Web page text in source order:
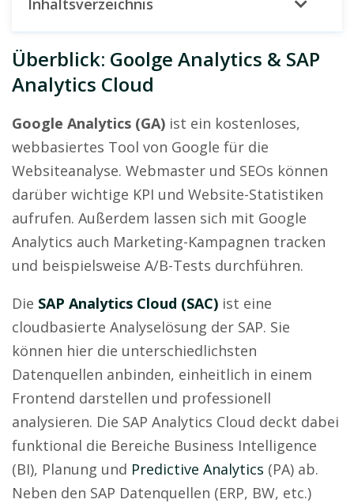
Inhaltsverzeichnis
Überblick: Goolge Analytics & SAP
Analytics Cloud
Google Analytics (GA) ist ein kostenloses,
webbasiertes Tool von Google für die
Websiteanalyse. Webmaster und SEOs können
darüber wichtige KPI und Website-Statistiken
aufrufen. Außerdem lassen sich mit Google
Analytics auch Marketing-Kampagnen tracken
und beispielsweise A/B-Tests durchführen.
Die SAP Analytics Cloud (SAC) ist eine
cloudbasierte Analyselösung der SAP. Sie
können hier die unterschiedlichsten
Datenquellen anbinden, einheitlich in einem
Frontend darstellen und professionell
analysieren. Die SAP Analytics Cloud deckt dabei
funktional die Bereiche Business Intelligence
(BI), Planung und Predictive Analytics (PA) ab.
Neben den SAP Datenquellen (ERP, BW, etc.)